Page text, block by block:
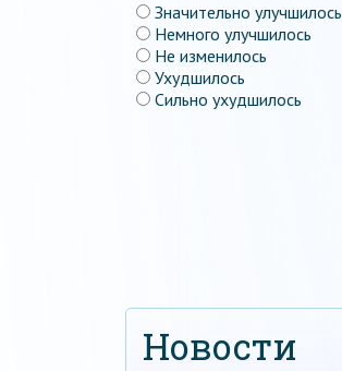
Значительно улучшилось
Немного улучшилось
Не изменилось
Ухудшилось
Сильно ухудшилось
Новости